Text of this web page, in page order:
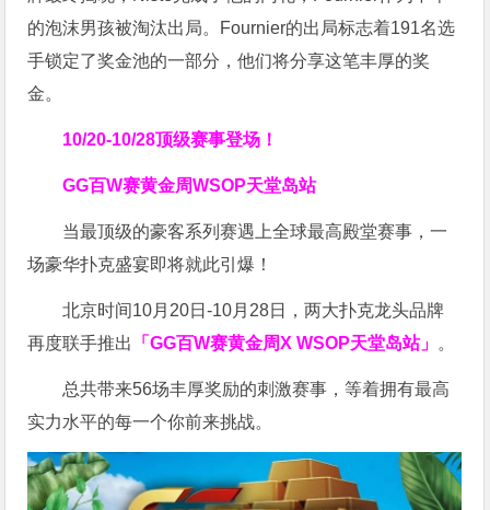
的泡沫男孩被淘汰出局。Fournier的出局标志着191名选
手锁定了奖金池的一部分，他们将分享这笔丰厚的奖
金。
10/20-10/28顶级赛事登场！
GG百W赛黄金周WSOP天堂岛站
当最顶级的豪客系列赛遇上全球最高殿堂赛事，一
场豪华扑克盛宴即将就此引爆！
北京时间10月20日-10月28日，两大扑克龙头品牌
再度联手推出
「GG百W赛黄金周X WSOP天堂岛站」 。
总共带来56场丰厚奖励的刺激赛事，等着拥有最高
实力水平的每一个你前来挑战。